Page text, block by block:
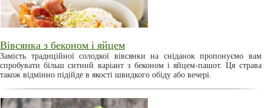
Вівсянка з беконом і яйцем
Замість традиційної солодкої вівсянки на сніданок пропонуємо вам
спробувати більш ситний варіант з беконом і яйцем-пашот. Ця страва
також відмінно підійде в якості швидкого обіду або вечері.